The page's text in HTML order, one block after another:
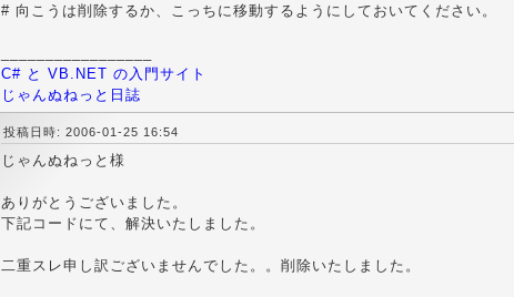
# 向こうは削除するか、こっちに移動するようにしておいてください。
C# と VB.NET の入門サイト
じゃんぬねっと日誌
投稿日時: 2006-01-25 16:54
じゃんぬねっと様
ありがとうございました。
下記コードにて、解決いたしました。
二重スレ申し訳ございませんでした。。削除いたしました。